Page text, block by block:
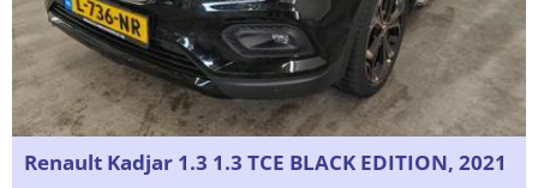
Renault Kadjar 1.3 1.3 TCE BLACK EDITION, 2021